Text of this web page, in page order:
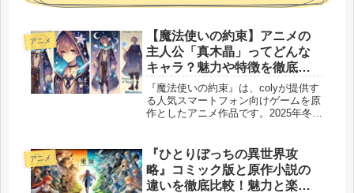
アニメ
【魔法使いの約束】アニメの
主人公「真木晶」ってどんな
キャラ？魅力や特徴を徹底解
説
『魔法使いの約束』は、colyが提供す
る人気スマートフォン向けゲームを原
作としたアニメ作品です。2025年冬ア
のファンを魅了しています。その中心
的存在であり、物語の鍵を握る...
アニメ
『ひとりぼっちの異世界攻
略』コミック版と原作小説の
違いを徹底比較！魅力と楽し